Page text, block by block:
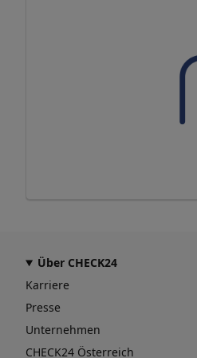
Über CHECK24
Karriere
Presse
Unternehmen
CHECK24 Österreich